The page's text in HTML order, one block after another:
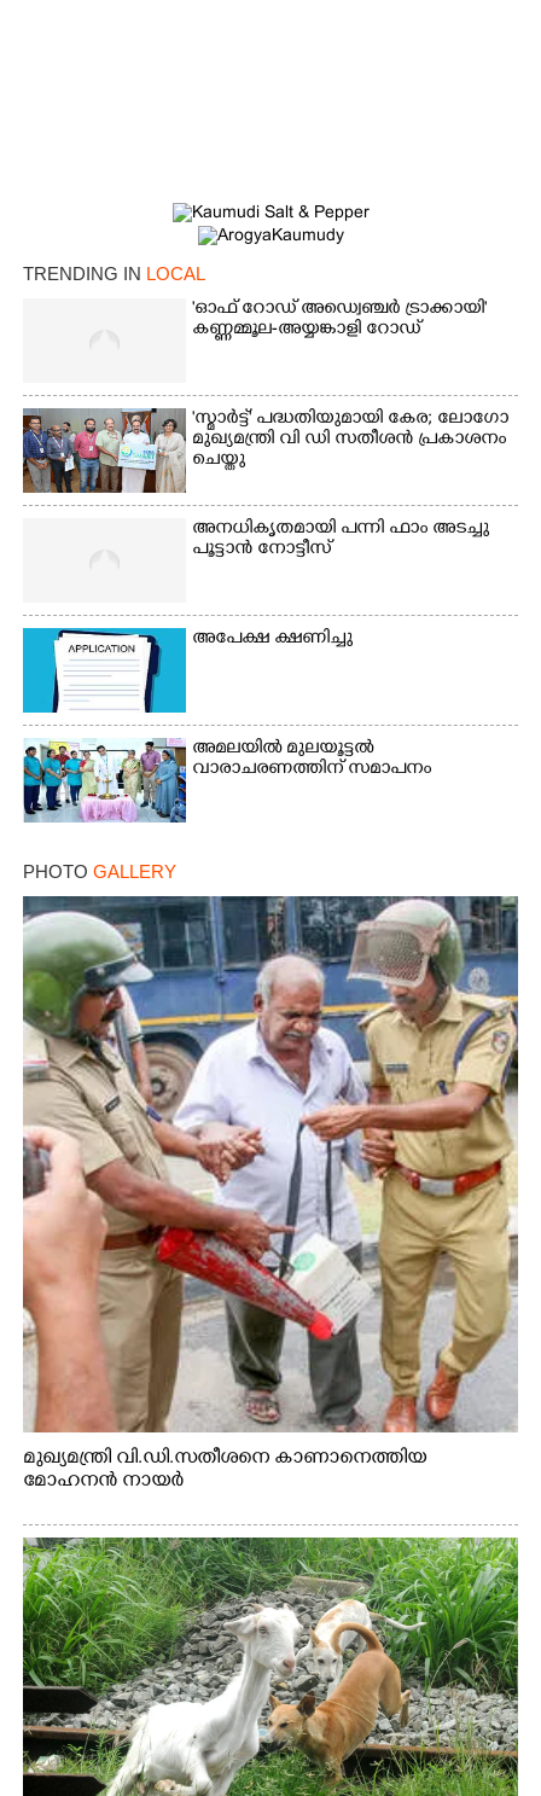
TRENDING IN LOCAL
'ഓഫ് റോഡ് അഡ്വെഞ്ചർ ട്രാക്കായി'
കണ്ണമ്മൂല-അയ്യങ്കാളി റോഡ്
'സ്മാർട്ട്' പദ്ധതിയുമായി കേര; ലോഗോ
മുഖ്യമന്ത്രി വി ഡി സതീശൻ പ്രകാശനം
ചെയ്തു
അനധികൃതമായി പന്നി ഫാം അടച്ചു
പൂട്ടാൻ നോട്ടീസ്
അപേക്ഷ ക്ഷണിച്ചു
അമലയിൽ മുലയൂട്ടൽ
വാരാചരണത്തിന് സമാപനം
PHOTO GALLERY
മുഖ്യമന്ത്രി വി.ഡി.സതീശനെ കാണാനെത്തിയ
മോഹനൻ നായർ
Copy Link